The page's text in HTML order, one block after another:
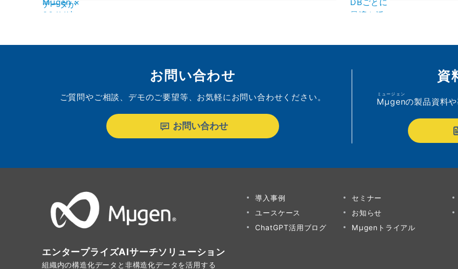
お問い合わせ
ご質問やご相談、デモのご要望等、お気軽にお問い合わせください。
お問い合わせ
資
Mµgen
ミュージェン
の製品資料
エンタープライズAIサーチソリューション
組織内の構造化データと非構造化データを活用する
導入事例
ユースケース
ChatGPT活用ブログ
セミナー
お知らせ
Mµgenトライアル